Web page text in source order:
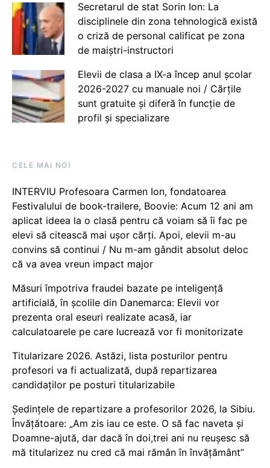
Secretarul de stat Sorin Ion: La
disciplinele din zona tehnologică există
o criză de personal calificat pe zona
de maiștri-instructori
Elevii de clasa a IX-a încep anul școlar
2026-2027 cu manuale noi / Cărțile
sunt gratuite și diferă în funcție de
profil și specializare
CELE MAI NOI
INTERVIU Profesoara Carmen Ion, fondatoarea
Festivalului de book-trailere, Boovie: Acum 12 ani am
aplicat ideea la o clasă pentru că voiam să îi fac pe
elevi să citească mai ușor cărți. Apoi, elevii m-au
convins să continui / Nu m-am gândit absolut deloc
că va avea vreun impact major
Măsuri împotriva fraudei bazate pe inteligență
artificială, în școlile din Danemarca: Elevii vor
prezenta oral eseuri realizate acasă, iar
calculatoarele pe care lucrează vor fi monitorizate
Titularizare 2026. Astăzi, lista posturilor pentru
profesori va fi actualizată, după repartizarea
candidaților pe posturi titularizabile
Ședințele de repartizare a profesorilor 2026, la Sibiu.
Învățătoare: „Am zis iau ce este. O să fac naveta și
Doamne-ajută, dar dacă în doi,trei ani nu reușesc să
mă titularizez nu cred că mai rămân în învățământ”